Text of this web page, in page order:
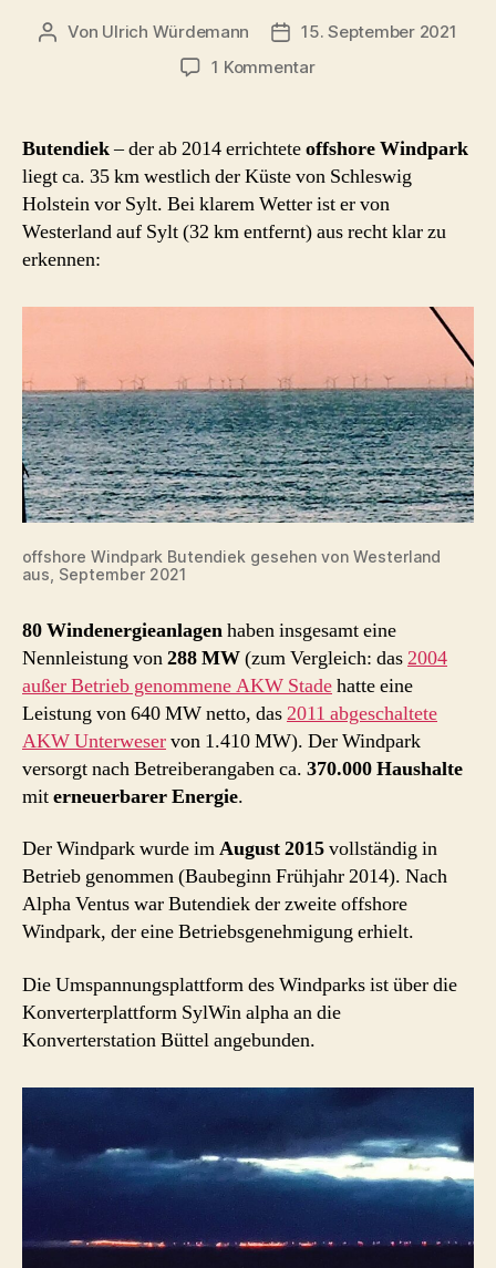
und
Beitragsautor
Von Ulrich Würdemann Beitragsdatum
15. September 2021
1 Kommentarzu
Butendiek
Butendiek– der ab 2014 errichteteoffshore Windpark
liegt ca. 35 km westlich der Küste von Schleswig
Holstein vor Sylt. Bei klarem Wetter ist er von
Westerland auf Sylt (32 km entfernt) aus recht klar zu
erkennen:
offshore Windpark Butendiek gesehen von Westerland
aus, September 2021
80 Windenergieanlagenhaben insgesamt eine
Nennleistung von288 MW(zum Vergleich: das2004
außer Betrieb genommene AKW Stadehatte eine
Leistung von 640 MW netto, das2011 abgeschaltete
AKW Unterweservon 1.410 MW). Der Windpark
versorgt nach Betreiberangaben ca. 370.000 Haushalte
miterneuerbarer Energie.
Der Windpark wurde imAugust 2015vollständig in
Betrieb genommen (Baubeginn Frühjahr 2014). Nach
Alpha Ventus war Butendiek der zweite offshore
Windpark, der eine Betriebsgenehmigung erhielt.
Die Umspannungsplattform des Windparks ist über die
Konverterplattform SylWin alpha an die
Konverterstation Büttel angebunden.